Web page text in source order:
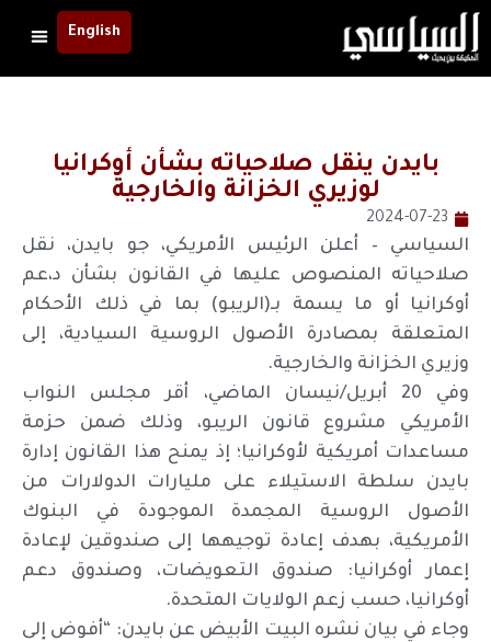
English
بايدن ينقل صلاحياته بشأن أوكرانيا
لوزيري الخزانة والخارجية
2024-07-23
السياسي – أعلن الرئيس الأمريكي، جو بايدن، نقل
صلاحياته المنصوص عليها في القانون بشأن د،عم
أوكرانيا أو ما يسمة بـ(الريبو) بما في ذلك الأحكام
المتعلقة بمصادرة الأصول الروسية السيادية، إلى
وزيري الخزانة والخارجية.
وفي 20 أبريل/نيسان الماضي، أقر مجلس النواب
الأمريكي مشروع قانون الريبو، وذلك ضمن حزمة
مساعدات أمريكية لأوكرانيا؛ إذ يمنح هذا القانون إدارة
بايدن سلطة الاستيلاء على مليارات الدولارات من
الأصول الروسية المجمدة الموجودة في البنوك
الأمريكية، بهدف إعادة توجيهها إلى صندوقين لإعادة
إعمار أوكرانيا: صندوق التعويضات، وصندوق دعم
أوكرانيا، حسب زعم الولايات المتحدة.
وجاء في بيان نشره البيت الأبيض عن بايدن: “أفوض إلى